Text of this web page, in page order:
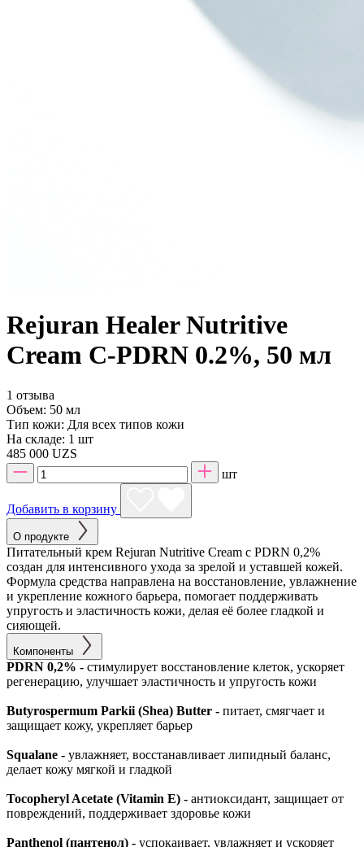
Rejuran Healer Nutritive
Cream C-PDRN 0.2%, 50 мл
1 отзыва
Объем: 50 мл
Тип кожи: Для всех типов кожи
На складе: 1 шт
485 000 UZS
шт
Добавить в корзину
О продукте
Питательный крем Rejuran Nutritive Cream с PDRN 0,2%
создан для интенсивного ухода за зрелой и уставшей кожей.
Формула средства направлена на восстановление, увлажнение
и укрепление кожного барьера, помогает поддерживать
упругость и эластичность кожи, делая её более гладкой и
сияющей.
Компоненты
PDRN 0,2% - стимулирует восстановление клеток, ускоряет
регенерацию, улучшает эластичность и упругость кожи
Butyrospermum Parkii (Shea) Butter - питает, смягчает и
защищает кожу, укрепляет барьер
Squalane - увлажняет, восстанавливает липидный баланс,
делает кожу мягкой и гладкой
Tocopheryl Acetate (Vitamin E) - антиоксидант, защищает от
повреждений, поддерживает здоровье кожи
Panthenol (пантенол) - успокаивает, увлажняет и ускоряет